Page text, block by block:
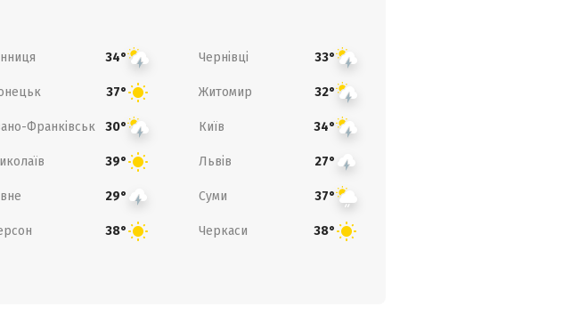
34° Чернівці 33°
37° Житомир 32°
Франківськ 30° Київ 34°
39° Львів 27°
29° Суми 37°
38° Черкаси 38°